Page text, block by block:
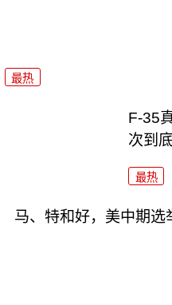
最热
F-35
次到
最热
马、特和好，美中期选